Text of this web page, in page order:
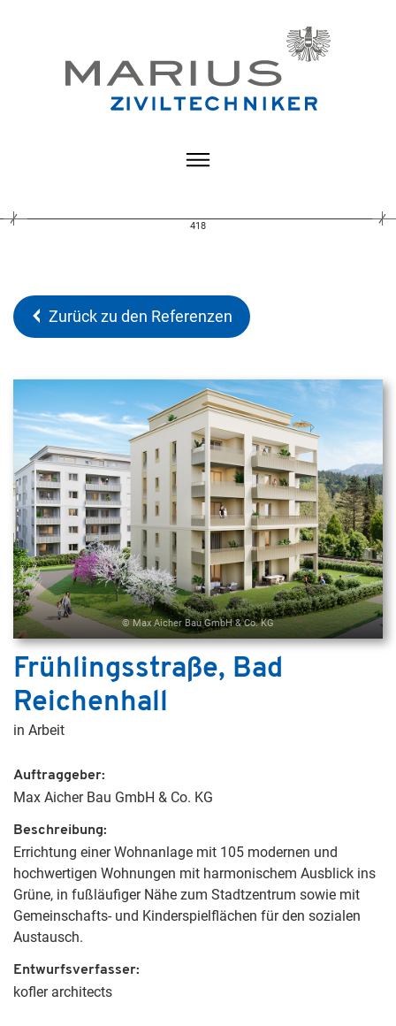
418
Zurück zu den Referenzen
© Max Aicher Bau GmbH & Co. KG
Frühlingsstraße, Bad
Reichenhall
in Arbeit
Auftraggeber
Max Aicher Bau GmbH & Co. KG
Beschreibung
Errichtung einer Wohnanlage mit 105 modernen und
hochwertigen Wohnungen mit harmonischem Ausblick ins
Grüne, in fußläufiger Nähe zum Stadtzentrum sowie mit
Gemeinschafts- und Kinderspielflächen für den sozialen
Austausch.
Entwurfsverfasser
kofler architects